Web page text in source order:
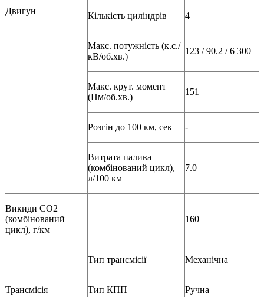
Двигун Кількість циліндрів 4
Макс. потужність (к.с./
кВ/об.хв.)
123 / 90.2 / 6 300
Макс. крут. момент
(Нм/об.хв.)
151
Розгін до 100 км, сек -
Витрата палива
(комбінований цикл),
л/100 км
7.0
Викиди СО2
(комбінований
цикл), г/км
160
Трансмісія
Тип трансмісії Механічна
Тип КПП Ручна